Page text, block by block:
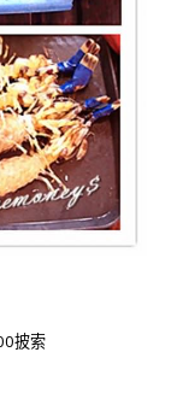
披索